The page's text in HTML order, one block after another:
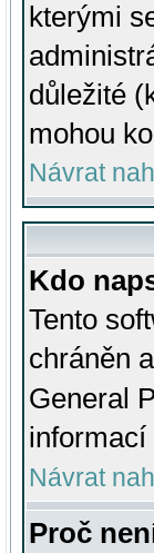
kterými
důležité
mohou
Návrat
Kdo
Tento
chráněn
General
informací
Návrat
Proč